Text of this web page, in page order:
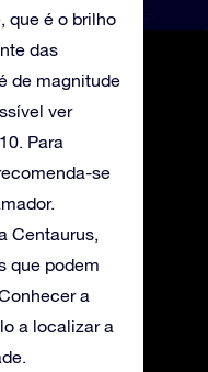
que é o brilho
das
de magnitude
ver
Para
se
Centaurus,
que podem
a
a localizar a